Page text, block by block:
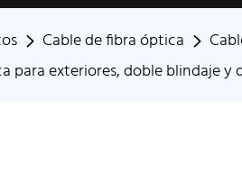
Cable de fibra óptica
para exteriores, doble blindaje